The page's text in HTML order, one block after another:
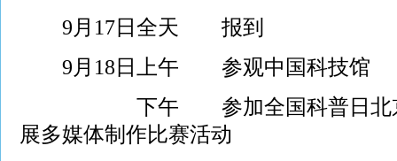
9月17日全天 报到
9月18日上午 参观中国科技馆
下午 参加全国科普日北京主
展多媒体制作比赛活动